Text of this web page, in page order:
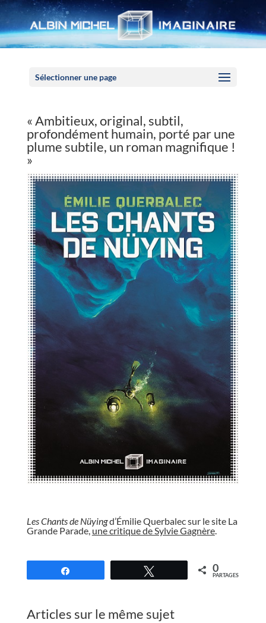
Sélectionner une page
« Ambitieux, original, subtil,
profondément humain, porté par une
plume subtile, un roman magnifique !
»
Les Chants de Nüyingd’Émilie Querbalec sur le site La
Grande Parade,une critique de Sylvie Gagnère.
0
PARTAGES
Articles sur le même sujet
Panneau de gestion des cookies